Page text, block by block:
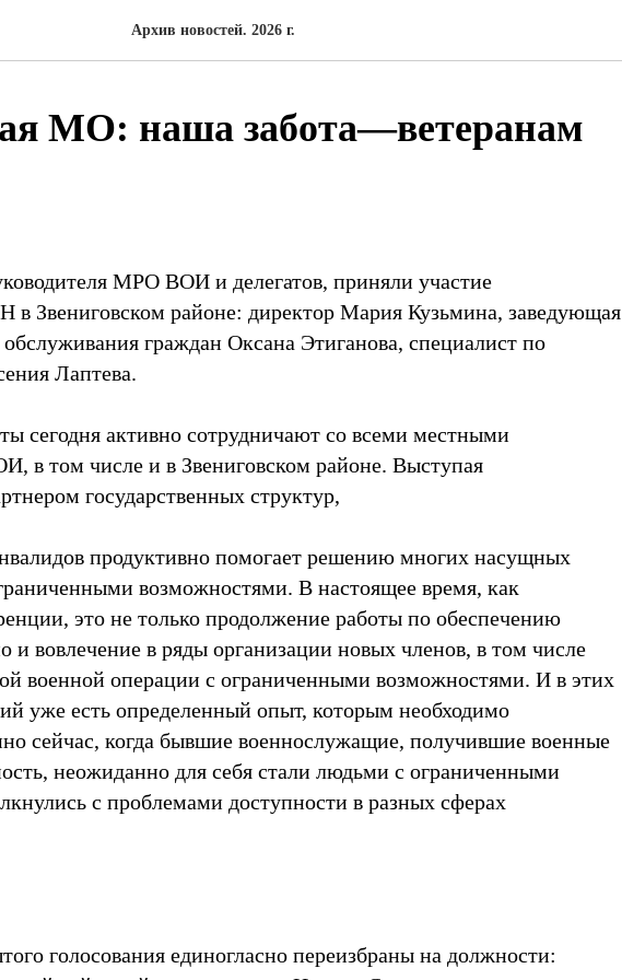
Архив новостей. 2026 г.
МО: наша забота—ветеранам
МРО ВОИ и делегатов, приняли участие
в Звениговском районе: директор Мария Кузьмина, заведующая
граждан Оксана Этиганова, специалист по
Лаптева.
сегодня активно сотрудничают со всеми местными
в том числе и в Звениговском районе. Выступая
государственных структур,
продуктивно помогает решению многих насущных
возможностями. В настоящее время, как
это не только продолжение работы по обеспечению
и вовлечение в ряды организации новых членов, в том числе
военной операции с ограниченными возможностями. И в этих
уже есть определенный опыт, которым необходимо
сейчас, когда бывшие военнослужащие, получившие военные
неожиданно для себя стали людьми с ограниченными
с проблемами доступности в разных сферах
голосования единогласно переизбраны на должности: